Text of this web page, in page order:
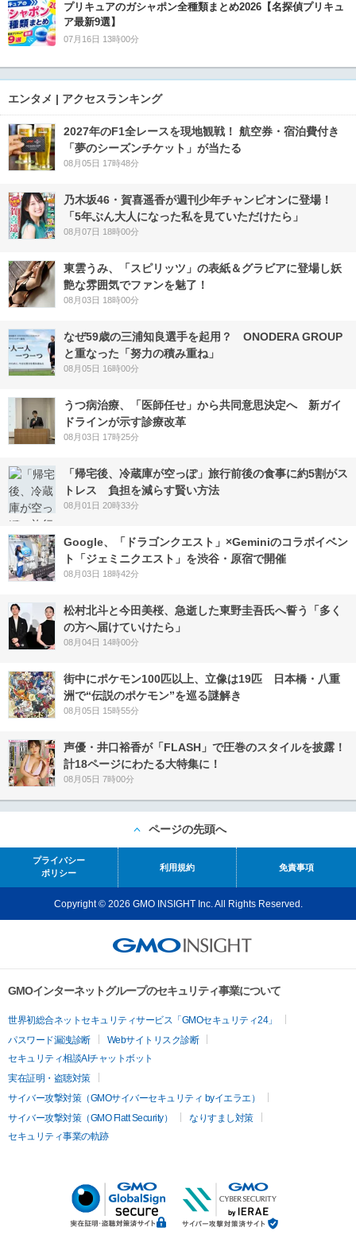
プリキュアのガシャポン全種類まとめ2026【名探偵プリキュ
ア最新9選】
07月16日 13時00分
エンタメ | アクセスランキング
2027年のF1全レースを現地観戦！ 航空券・宿泊費付き
「夢のシーズンチケット」が当たる
08月05日 17時48分
乃木坂46・賀喜遥香が週刊少年チャンピオンに登場！
「5年ぶん大人になった私を見ていただけたら」
08月07日 18時00分
東雲うみ、「スピリッツ」の表紙＆グラビアに登場し妖
艶な雰囲気でファンを魅了！
08月03日 18時00分
なぜ59歳の三浦知良選手を起用？ ONODERA GROUP
と重なった「努力の積み重ね」
08月05日 16時00分
うつ病治療、「医師任せ」から共同意思決定へ 新ガイ
ドラインが示す診療改革
08月03日 17時25分
「帰宅後、冷蔵庫が空っぽ」旅行前後の食事に約5割がス
トレス 負担を減らす賢い方法
08月01日 20時33分
Google、「ドラゴンクエスト」×Geminiのコラボイベン
ト「ジェミニクエスト」を渋谷・原宿で開催
08月03日 18時42分
松村北斗と今田美桜、急逝した東野圭吾氏へ誓う「多く
の方へ届けていけたら」
08月04日 14時00分
街中にポケモン100匹以上、立像は19匹 日本橋・八重
洲で“伝説のポケモン”を巡る謎解き
08月05日 15時55分
声優・井口裕香が「FLASH」で圧巻のスタイルを披露！
計18ページにわたる大特集に！
08月05日 7時00分
ページの先頭へ
プライバシー
ポリシー
利用規約 免責事項
Copyright © 2026 GMO INSIGHT Inc. All Rights Reserved.
GMOインターネットグループのセキュリティ事業について
世界初総合ネットセキュリティサービス「GMOセキュリティ24」
パスワード漏洩診断
Webサイトリスク診断
セキュリティ相談AIチャットボット
実在証明・盗聴対策
サイバー攻撃対策（GMOサイバーセキュリティ byイエラエ）
サイバー攻撃対策（GMO Flatt Security）
なりすまし対策
セキュリティ事業の軌跡